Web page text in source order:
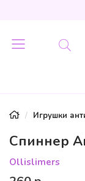
Игрушки
Спиннер
Ollislimers